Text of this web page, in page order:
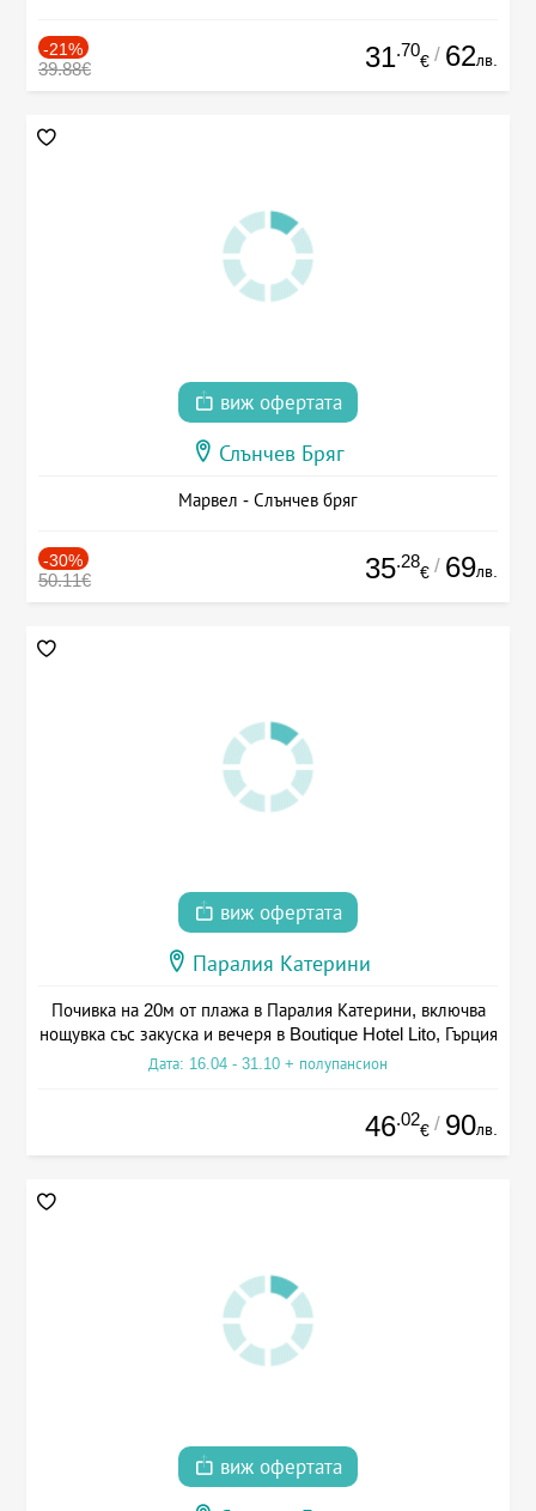
-21%
39.88€ 31.70
€ / 62лв.
виж офертата
Слънчев Бряг
Марвел - Слънчев бряг
-30%
50.11€ 35.28
€ / 69лв.
виж офертата
Паралия Катерини
Почивка на 20м от плажа в Паралия Катерини, включва
нощувка със закуска и вечеря в Boutique Hotel Lito, Гърция
Дата: 16.04 - 31.10 + полупансион
46.02
€ / 90лв.
виж офертата